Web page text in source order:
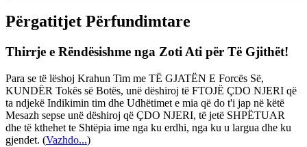
Përgatitjet Përfundimtare
Thirrje e Rëndësishme nga Zoti Ati për Të Gjithët!
Para se të lëshoj Krahun Tim me TË GJATËN E Forcës Së,
KUNDËR Tokës së Botës, unë dëshiroj të FTOJË ÇDO NJERI që
ta ndjekë Indikimin tim dhe Udhëtimet e mia që do t'i jap në këtë
Mesazh sepse unë dëshiroj që ÇDO NJERI, të jetë SHPËTUAR
dhe të kthehet te Shtëpia ime nga ku erdhi, nga ku u largua dhe ku
gjendet. (Vazhdo...)